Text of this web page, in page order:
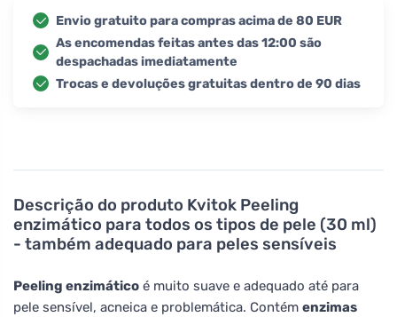
Descrição do produto Kvitok Peeling
enzimático para todos os tipos de pele (30 ml)
- também adequado para peles sensíveis
Peeling enzimático é muito suave e adequado até para
pele sensível, acneica e problemática. Contém enzimas
Envio gratuito para compras acima de 80 EUR
As encomendas feitas antes das 12:00 são
despachadas imediatamente
Trocas e devoluções gratuitas dentro de 90 dias